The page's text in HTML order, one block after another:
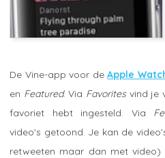
De Vine-app voor deApple
en Featured. Via Favoritesvind je
favoriet hebt ingesteld. Via
video's getoond. Je kan de
retweeten maar dan met video)